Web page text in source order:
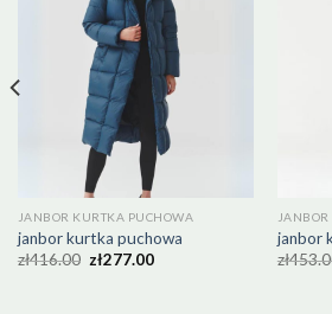
JANBOR KURTKA PUCHOWA
janbor kurtka puchowa
zł416.00 zł277.00
janbor
zł